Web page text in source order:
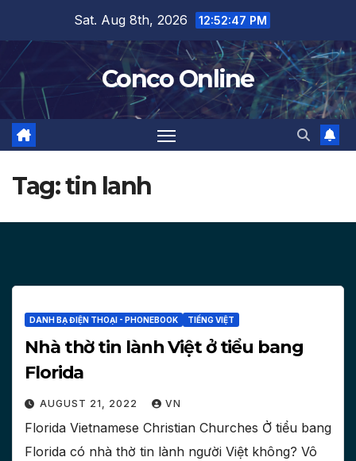
content
Sat. Aug 8th, 2026 12:52:48 PM
Conco Online
Tag:tin lanh
DANH BẠ ĐIỆN THOẠI - PHONEBOOK TIẾNG VIỆT
Nhà thờ tin lành Việt ở tiểu bang
Florida
AUGUST 21, 2022 VN
Florida Vietnamese Christian Churches Ở tiểu bang
Florida có nhà thờ tin lành người Việt không? Vô